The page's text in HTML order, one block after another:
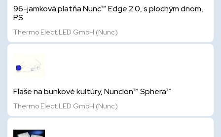
96-jamková platňa Nunc™ Edge 2.0, s plochým dnom,
PS
Thermo Elect.LED GmbH (Nunc)
Fľaše na bunkové kultúry, Nunclon™ Sphera™
Thermo Elect.LED GmbH (Nunc)